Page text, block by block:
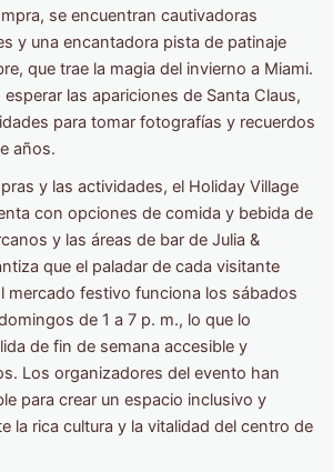
se encuentran cautivadoras
y una encantadora pista de patinaje
que trae la magia del invierno a Miami.
las apariciones de Santa Claus,
para tomar fotografías y recuerdos
años.
y las actividades, el Holiday Village
con opciones de comida y bebida de
y las áreas de bar de Julia &
que el paladar de cada visitante
mercado festivo funciona los sábados
de 1 a 7 p. m., lo que lo
de fin de semana accesible y
Los organizadores del evento han
para crear un espacio inclusivo y
la rica cultura y la vitalidad del centro de